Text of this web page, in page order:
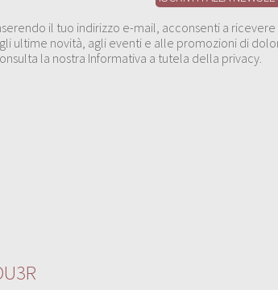
il tuo indirizzo e-mail, acconsenti a
ultime novità, agli eventi e alle promozioni di
la nostra Informativa a tutela della privacy.